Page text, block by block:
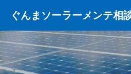
ぐんまソーラーメンテ相